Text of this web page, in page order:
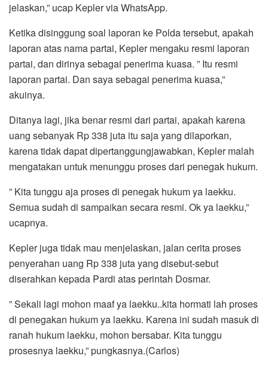
jelaskan,” ucap Kepler via WhatsApp.
Ketika disinggung soal laporan ke Polda tersebut, apakah
laporan atas nama partai, Kepler mengaku resmi laporan
partai, dan dirinya sebagai penerima kuasa. ” Itu resmi
laporan partai. Dan saya sebagai penerima kuasa,”
akuinya.
Ditanya lagi, jika benar resmi dari partai, apakah karena
uang sebanyak Rp 338 juta itu saja yang dilaporkan,
karena tidak dapat dipertanggungjawabkan, Kepler malah
mengatakan untuk menunggu proses dari penegak hukum.
” Kita tunggu aja proses di penegak hukum ya laekku.
Semua sudah di sampaikan secara resmi. Ok ya laekku,”
ucapnya.
Kepler juga tidak mau menjelaskan, jalan cerita proses
penyerahan uang Rp 338 juta yang disebut-sebut
diserahkan kepada Pardi atas perintah Dosmar.
” Sekali lagi mohon maaf ya laekku..kita hormati lah proses
di penegakan hukum ya laekku. Karena ini sudah masuk di
ranah hukum laekku, mohon bersabar. Kita tunggu
prosesnya laekku,” pungkasnya.(Carlos)